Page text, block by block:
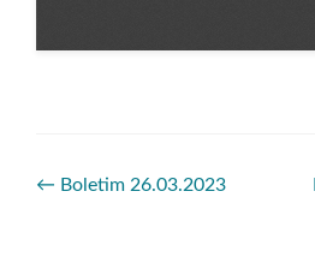
← Boletim 26.03.2023